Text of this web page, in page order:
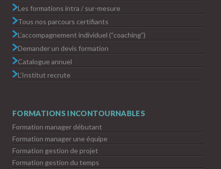
Les formations intra / sur-mesure
Tous nos parcours certifiants
L’accompagnement individuel (“coaching”)
Demander un devis formation
Catalogue annuel
L’Institut recrute
FORMATIONS INCONTOURNABLES
Formation manager débutant
Formation manager une équipe
Formation gestion de projet
Formation gestion du temps